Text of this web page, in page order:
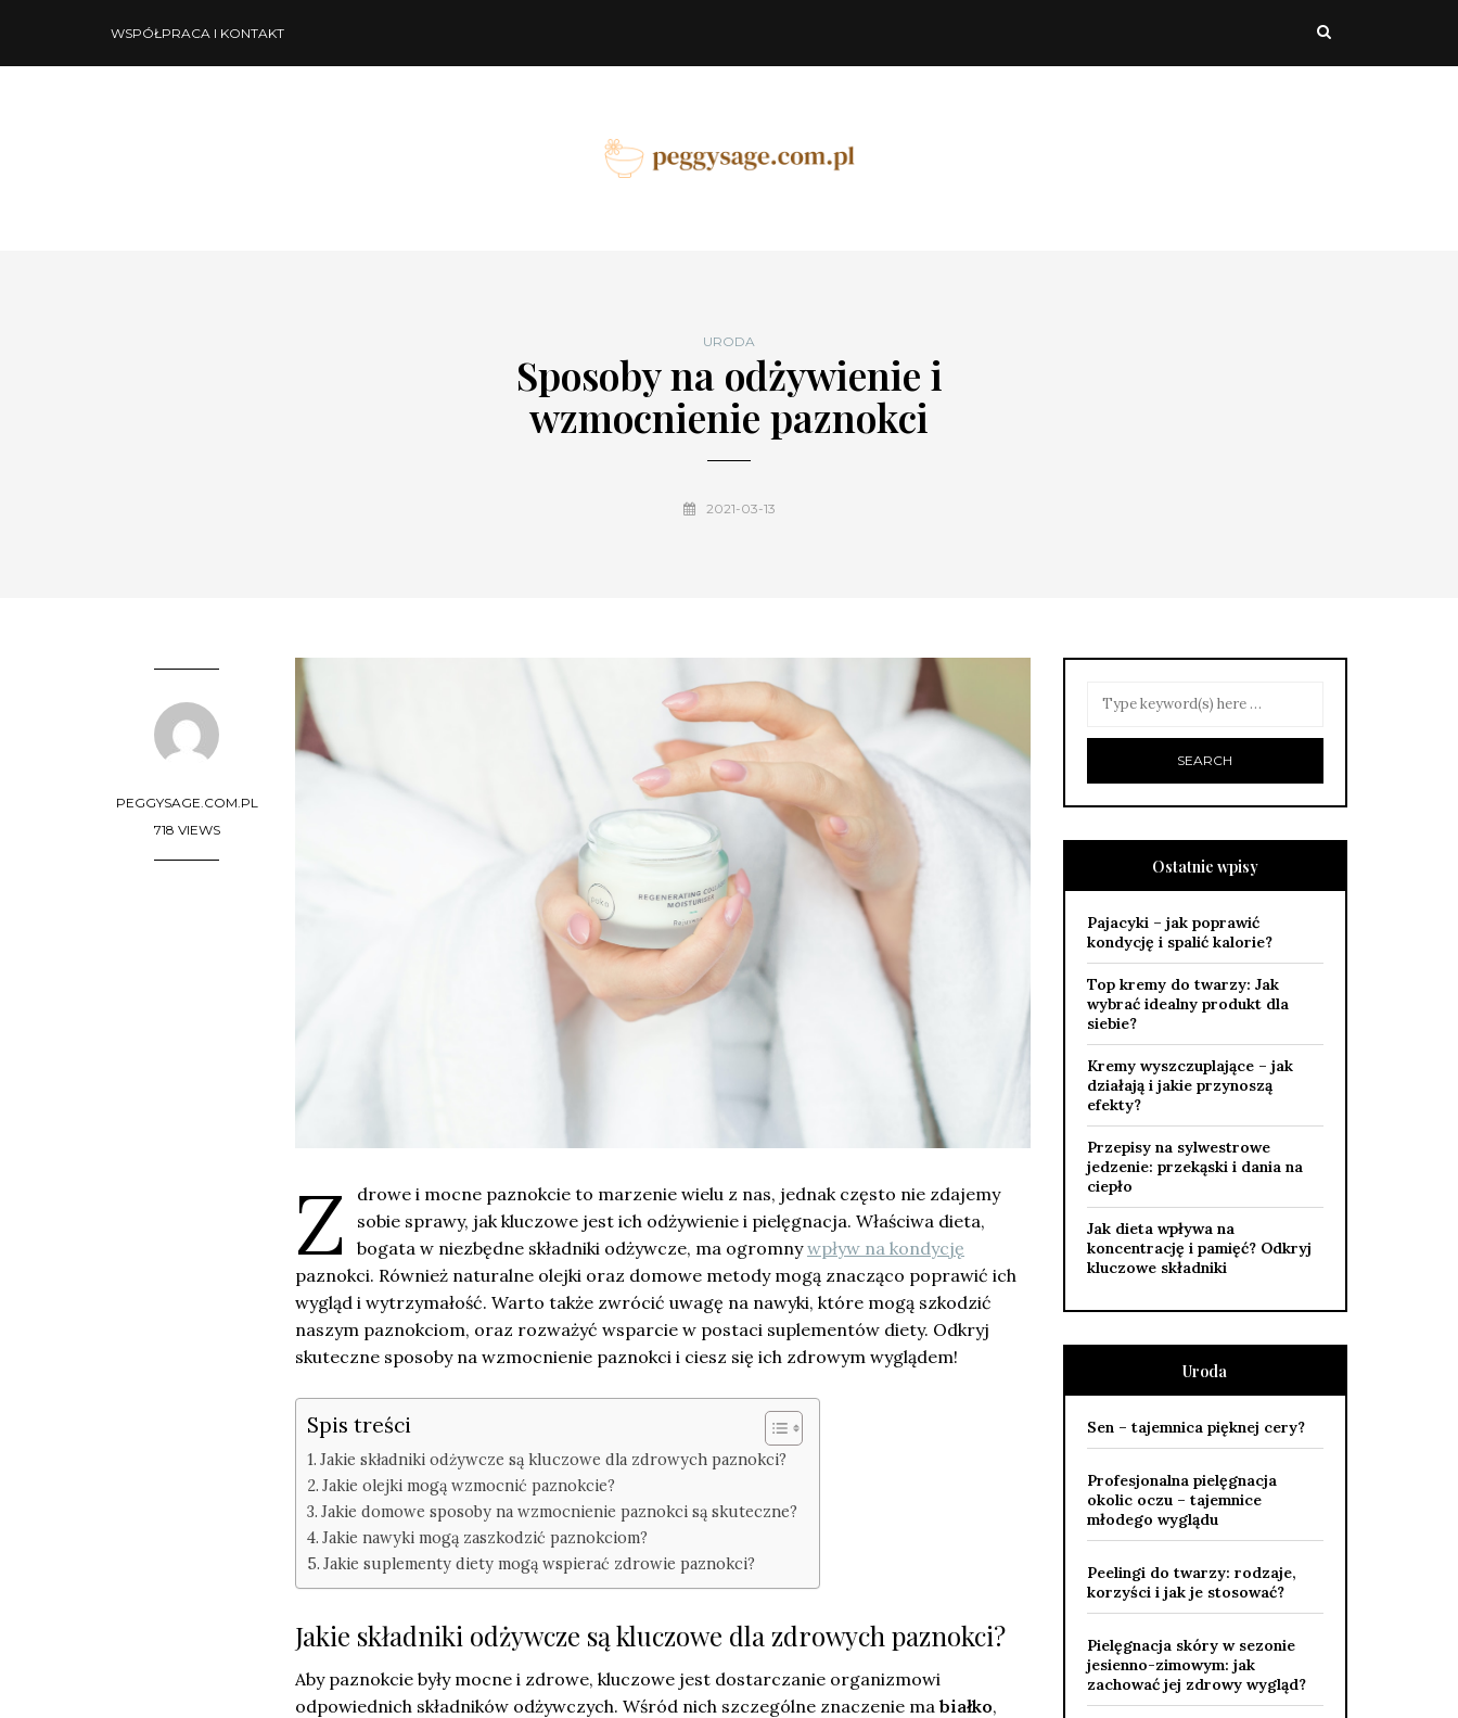
WSPÓŁPRACA I KONTAKT
URODA
Sposoby na odżywienie i
wzmocnienie paznokci
2021-03-13
PEGGYSAGE.COM.PL
718 VIEWS
Z
drowe i mocne paznokcie to marzenie wielu z nas, jednak często nie zdajemy
sobie sprawy, jak kluczowe jest ich odżywienie i pielęgnacja. Właściwa dieta,
bogata w niezbędne składniki odżywcze, ma ogromnywpływ na kondycję
paznokci. Również naturalne olejki oraz domowe metody mogą znacząco poprawić ich
wygląd i wytrzymałość. Warto także zwrócić uwagę na nawyki, które mogą szkodzić
naszym paznokciom, oraz rozważyć wsparcie w postaci suplementów diety. Odkryj
skuteczne sposoby na wzmocnienie paznokci i ciesz się ich zdrowym wyglądem!
Spis treści
Jakie składniki odżywcze są kluczowe dla zdrowych paznokci?
Jakie olejki mogą wzmocnić paznokcie?
Jakie domowe sposoby na wzmocnienie paznokci są skuteczne?
Jakie nawyki mogą zaszkodzić paznokciom?
Jakie suplementy diety mogą wspierać zdrowie paznokci?
Jakie składniki odżywcze są kluczowe dla zdrowych paznokci?
Aby paznokcie były mocne i zdrowe, kluczowe jest dostarczanie organizmowi
odpowiednich składników odżywczych. Wśród nich szczególne znaczenie ma białko,
Ostatnie wpisy
Pajacyki – jak poprawić
kondycję i spalić kalorie?
Top kremy do twarzy: Jak
wybrać idealny produkt dla
siebie?
Kremy wyszczuplające – jak
działają i jakie przynoszą
efekty?
Przepisy na sylwestrowe
jedzenie: przekąski i dania na
ciepło
Jak dieta wpływa na
koncentrację i pamięć? Odkryj
kluczowe składniki
Uroda
Sen – tajemnica pięknej cery?
Profesjonalna pielęgnacja
okolic oczu – tajemnice
młodego wyglądu
Peelingi do twarzy: rodzaje,
korzyści i jak je stosować?
Pielęgnacja skóry w sezonie
jesienno-zimowym: jak
zachować jej zdrowy wygląd?